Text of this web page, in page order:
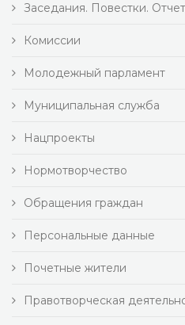
Заседания. Повестки.
Комиссии
Молодежный парламент
Муниципальная служба
Нацпроекты
Нормотворчество
Обращения граждан
Персональные данные
Почетные жители
Правотворческая